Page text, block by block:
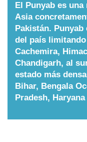
Calculadoras
Nombres
Cuentos
El Punyab es
Asia
Pakistán.
del país
Cachemira,
Chandigarh, al
estado más
Bihar, Bengala
Pradesh,